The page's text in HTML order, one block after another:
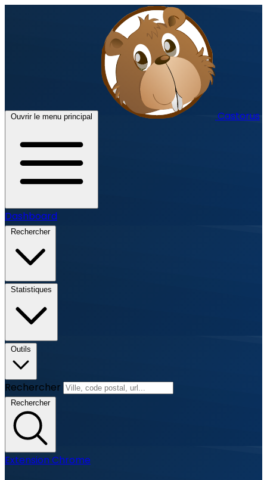
Ouvrir le menu principal Castorus
Dashboard
Rechercher
Statistiques
Outils
Rechercher
Rechercher
Extension Chrome